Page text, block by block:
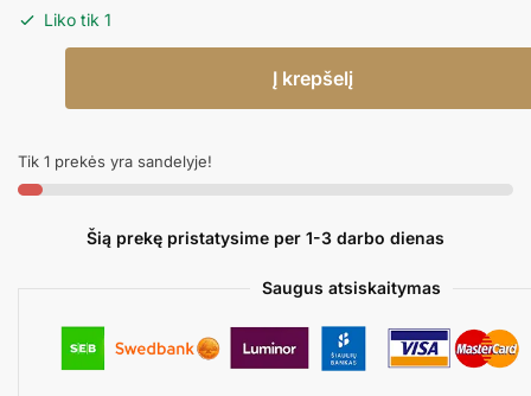
Liko tik 1
Folinis
PARTY
PINK
Į krepšelį
Tik 1 prekės yra sandelyje!
Šią prekę pristatysime per 1-3 darbo dienas
Saugus atsiskaitymas